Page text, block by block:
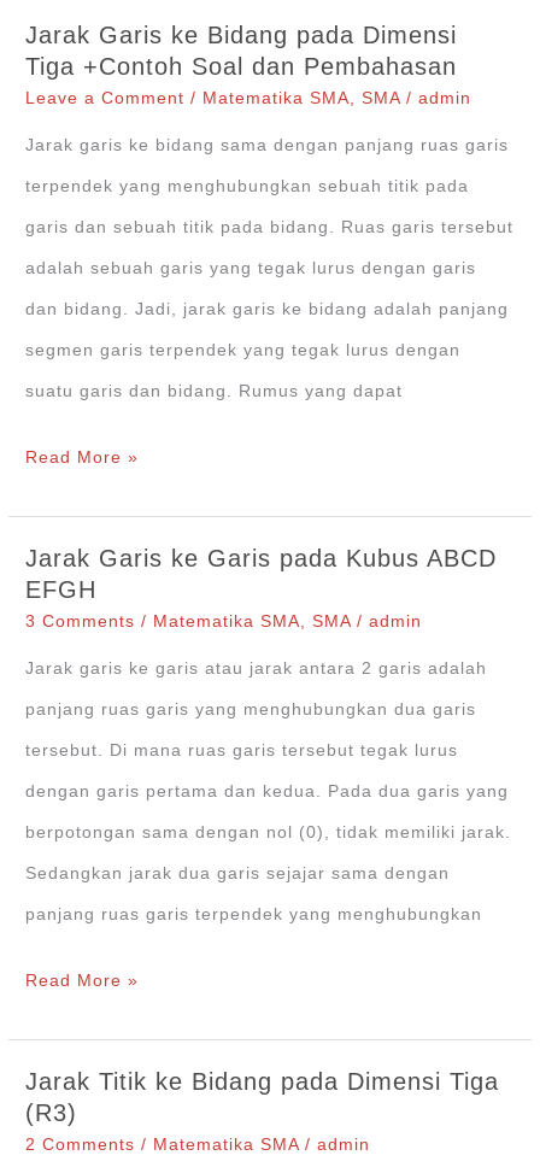
Bidang
pada
Dimensi
Tiga
dan
Contoh
Soalnya
Jarak Garis ke Bidang pada Dimensi
Tiga +Contoh Soal dan Pembahasan
Leave a Comment / Matematika SMA ,SMA /admin
Jarak garis ke bidang sama dengan panjang ruas garis
terpendek yang menghubungkan sebuah titik pada
garis dan sebuah titik pada bidang. Ruas garis tersebut
adalah sebuah garis yang tegak lurus dengan garis
dan bidang. Jadi, jarak garis ke bidang adalah panjang
segmen garis terpendek yang tegak lurus dengan
suatu garis dan bidang. Rumus yang dapat
Jarak
Bidang
pada
Dimensi
Tiga
+Contoh
Soal
dan
Pembahasan
Read More »
Jarak Garis ke Garis pada Kubus ABCD
EFGH
3 Comments / Matematika SMA ,SMA /admin
Jarak garis ke garis atau jarak antara 2 garis adalah
panjang ruas garis yang menghubungkan dua garis
tersebut. Di mana ruas garis tersebut tegak lurus
dengan garis pertama dan kedua. Pada dua garis yang
berpotongan sama dengan nol (0), tidak memiliki jarak.
Sedangkan jarak dua garis sejajar sama dengan
panjang ruas garis terpendek yang menghubungkan
Jarak
Garis
pada
Read More »
Jarak Titik ke Bidang pada Dimensi Tiga
(R3)
2 Comments / Matematika SMA /admin